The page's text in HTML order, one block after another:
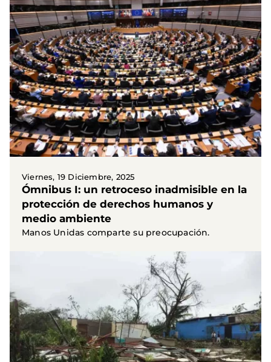
Viernes, 19 Diciembre, 2025
Ómnibus I: un retroceso inadmisible en la
protección de derechos humanos y
medio ambiente
Manos Unidas comparte su preocupación.